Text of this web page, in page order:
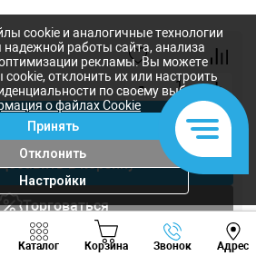
- +
Купить в 1 клик
в корзину
Торговаться
Вызов инженера
Каталог Корзина Звонок Адрес
Viber Whatsapp
cookie и аналогичные технологии
надежной работы сайта, анализа
рекламы. Вы можете
отклонить их или настроить
по своему выбору.
о файлах Cookie
Принять
Отклонить
Настройки